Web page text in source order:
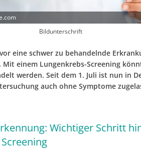
Bildunterschrift
eine schwer zu behandelnde
einem Lungenkrebs-Screening
werden. Seit dem 1. Juli ist nun in
auch ohne Symptome
Wichtiger Schritt